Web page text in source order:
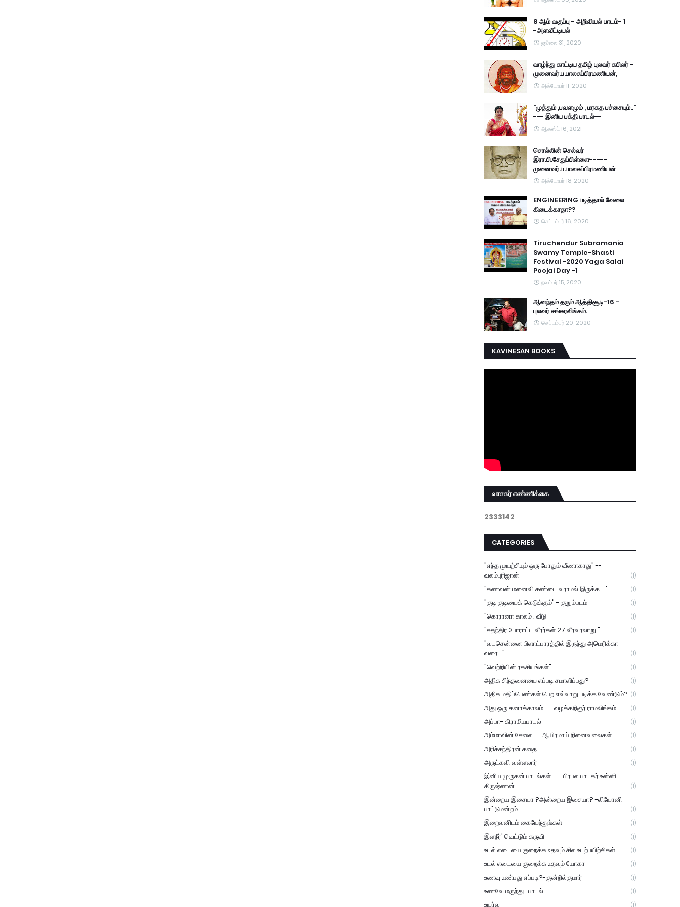
8 ஆம் வகுப்பு - அறிவியல் பாடம்- 1
-அளவீட்டியல்
ஜூலை 31, 2020
வாழ்ந்து காட்டிய தமிழ் புலவர் கபிலர் -
முனைவர்.ப.பாலசுப்பிரமணியன்,
அக்டோபர் 11, 2020
"முத்தும் ,பவளமும் , மரகத பச்சையும்.."
--- இனிய பக்தி பாடல்--
ஆகஸ்ட் 16, 2021
சொல்லின் செல்வர்
இரா.பி.சேதுப்பிள்ளை-----
முனைவர்.ப.பாலசுப்பிரமணியன்
அக்டோபர் 18, 2020
ENGINEERING படித்தால் வேலை
கிடைக்காதா??
செப்டம்பர் 16, 2020
Tiruchendur Subramania
Swamy Temple-Shasti
Festival -2020 Yaga Salai
Poojai Day -1
நவம்பர் 15, 2020
ஆனந்தம் தரும் ஆத்திசூடி-16 -
புலவர் சங்கரலிங்கம்.
செப்டம்பர் 20, 2020
KAVINESAN BOOKS
வாசகர் எண்ணிக்கை
2333142
CATEGORIES
"எந்த முயற்சியும் ஒரு போதும் வீணாகாது" --
வலம்புரிஜான்
(1)
"கணவன் மனைவி சண்டை வராமல் இருக்க ...' (1)
"குடி குடியைக் கெடுக்கும்" - குறும்படம் (1)
"கொரானா காலம் : வீடு (1)
"சுதந்திர போராட்ட வீரர்கள் 27 வீரவரலாறு " (1)
"வடசென்னை பிளாட்பாரத்தில் இருந்து அமெரிக்கா
வரை..."
(1)
"வெற்றியின் ரகசியங்கள்" (1)
அதிக சிந்தனையை எப்படி சமாளிப்பது? (1)
அதிக மதிப்பெண்கள் பெற எவ்வாறு படிக்க வேண்டும்? (1)
அது ஒரு கனாக்காலம் ---வழக்கறிஞர் ராமலிங்கம் (1)
அப்பா- கிராமியபாடல் (1)
அம்மாவின் சேலை..... ஆயிரமாய் நினைவலைகள். (1)
அரிச்சந்திரன் கதை (1)
அருட்கவி வள்ளலார் (1)
இனிய முருகன் பாடல்கள் --- பிரபல பாடகர் உன்னி
கிருஷ்ணன்--
(1)
இன்றைய இசையா ?அன்றைய இசையா? -லியோனி
பாட்டுமன்றம்
(1)
இறைவனிடம் கையேந்துங்கள் (1)
இளநீர்' வெட்டும் கருவி (1)
உடல் எடையை குறைக்க உதவும் சில உடற்பயிற்சிகள் (1)
உடல் எடையை குறைக்க உதவும் யோகா (1)
உணவு உண்பது எப்படி?-குன்றில்குமார் (1)
உணவே மருந்து- பாடல் (1)
உயர்வு (1)